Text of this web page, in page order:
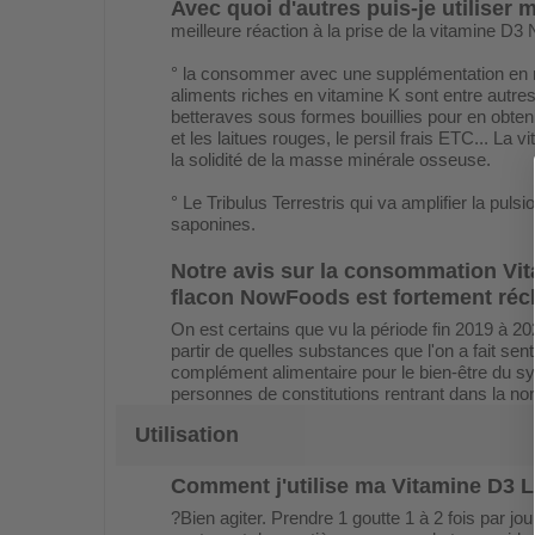
Avec quoi d'autres puis-je utiliser
meilleure réaction à la prise de la vitamine D3
° la consommer avec une supplémentation
aliments riches en vitamine K sont entre
betteraves sous formes bouillies pour en
et les laitues rouges, le persil frais ETC... La
la solidité de la masse minérale osseuse.
° Le Tribulus Terrestris qui va amplifier la
saponines.
Notre avis sur la consommation
flacon NowFoods est fortement
On est certains que vu la période fin 2019 à
partir de quelles substances que l'on a fait
complément alimentaire pour le bien-être du
personnes de constitutions rentrant dans la
Utilisation
Comment j'utilise ma Vitamine D3
?Bien agiter. Prendre 1 goutte 1 à 2 fois par